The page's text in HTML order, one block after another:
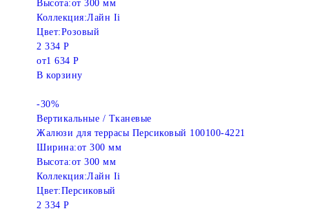
Высота:от 300 мм
Коллекция:Лайн Ii
Цвет:Розовый
2 334 Р
от1 634 Р
В корзину
-30%
Вертикальные / Тканевые
Жалюзи для террасы Персиковый 100100-4221
Ширина:от 300 мм
Высота:от 300 мм
Коллекция:Лайн Ii
Цвет:Персиковый
2 334 Р